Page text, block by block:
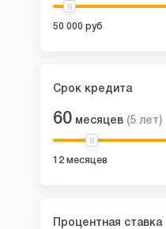
50 000 руб
Срок кредита
60 месяцев (5 лет)
12 месяцев
Процентная ставка